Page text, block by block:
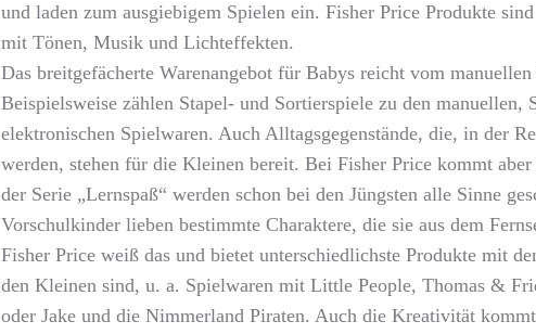
und laden zum ausgiebigem Spielen ein. Fisher Price Produkte
mit Tönen, Musik und Lichteffekten.
Das breitgefächerte Warenangebot für Babys reicht vom
Beispielsweise zählen Stapel- und Sortierspiele zu den manuellen,
elektronischen Spielwaren. Auch Alltagsgegenstände, die, in der
werden, stehen für die Kleinen bereit. Bei Fisher Price kommt
der Serie „Lernspaß“ werden schon bei den Jüngsten alle Sinne
Vorschulkinder lieben bestimmte Charaktere, die sie aus dem
Fisher Price weiß das und bietet unterschiedlichste Produkte mit
den Kleinen sind, u. a. Spielwaren mit Little People, Thomas &
oder Jake und die Nimmerland Piraten. Auch die Kreativität